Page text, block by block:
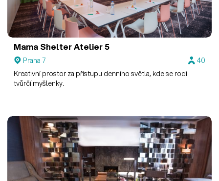
Mama ShelterAtelier 5
Praha 7
40
Kreativní prostor za přístupu denního světla, kde se rodí
tvůrčí myšlenky.